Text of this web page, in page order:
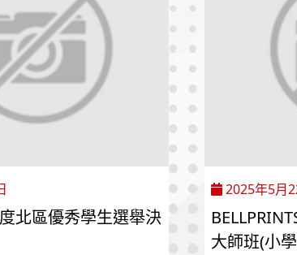
北區優秀學生選舉決
2025年5月
大師班(小